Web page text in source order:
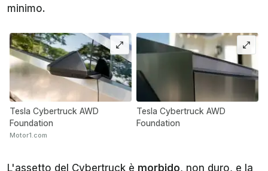
minimo.
Tesla Cybertruck AWD
Foundation
Motor1.com
Tesla Cybertruck AWD
Foundation
L'assetto del Cybertruck è morbido, non duro, e la